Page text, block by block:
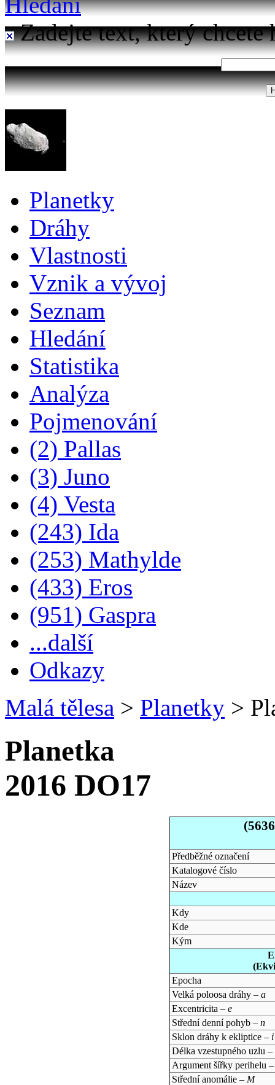
Zadejte text, který chcete
Planetky
Dráhy
Vlastnosti
Vznik a vývoj
Seznam
Hledání
Statistika
Analýza
Pojmenování
(2) Pallas
(3) Juno
(4) Vesta
(243) Ida
(253) Mathylde
(433) Eros
(951) Gaspra
...další
Odkazy
Malá tělesa > Planetky >
Planetka
2016 DO17
Předběžné označení
Katalogové číslo
Název
Kdy
Kde
Kým
Epocha
Velká poloosa dráhy – a
Excentricita – e
Střední denní pohyb – n
Sklon dráhy k ekliptice – i
Délka vzestupného uzlu –
Argument šířky perihelu
Střední anomálie – M